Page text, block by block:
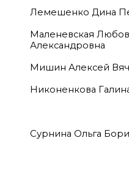
Лемешенко Дина
Маленевская
Александровна
Мишин Алексей
Никоненкова
Сурнина Ольга